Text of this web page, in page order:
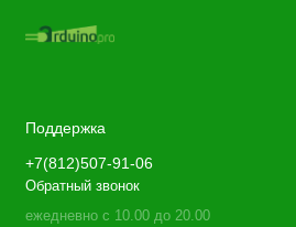
Поддержка
+7(812)507-91-06
Обратный звонок
ежедневно с 10.00 до 20.00